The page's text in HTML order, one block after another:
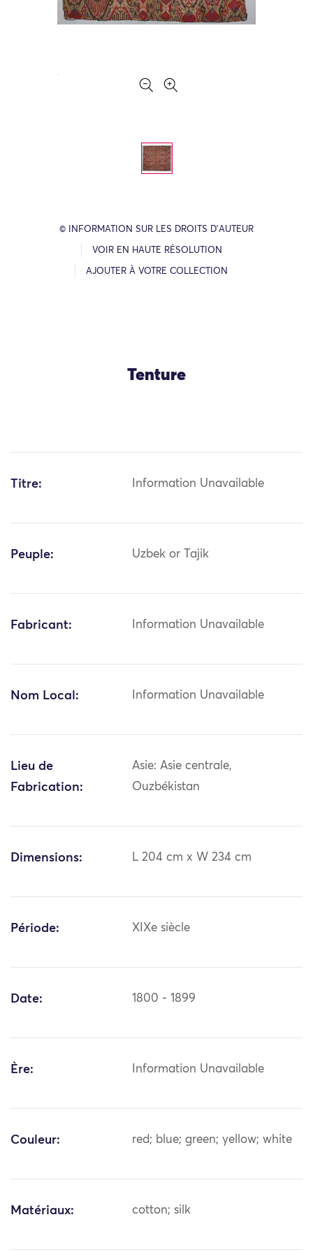
© INFORMATION SUR LES DROITS D’AUTEUR
VOIR EN HAUTE RÉSOLUTION
AJOUTER À VOTRE COLLECTION
Tenture
Titre: Information Unavailable
Peuple: Uzbek or Tajik
Fabricant: Information Unavailable
Nom Local: Information Unavailable
Lieu de
Fabrication:
Asie: Asie centrale,
Ouzbékistan
Dimensions: L 204 cm x W 234 cm
Période: XIXe siècle
Date: 1800 - 1899
Ère: Information Unavailable
Couleur: red; blue; green; yellow; white
Matériaux: cotton; silk